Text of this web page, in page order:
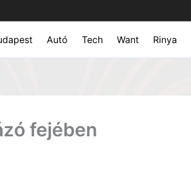
Autó Tech Want Rinya
fejében